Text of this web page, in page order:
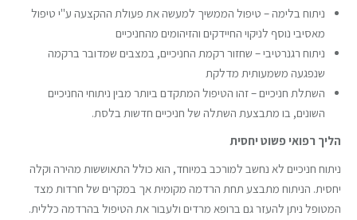
ניתוח בלימה – טיפול הממשיך למעשה את פעולת ההקצעה ע"י טיפול
מאסיבי נוסף לניקוי החיידקים והזיהומים מהחניכיים
ניתוח רגנרטיבי – שחזור רקמת החניכיים, במצבים שמדובר ברקמה
שנפגעה משמעותית מדלקת
השתלת חניכיים – זהו הטיפול המתקדם ביותר מבין ניתוחי החניכיים
השונים, בו מתבצעת השתלה של חניכיים חדשות בלסת.
הליך רפואי פשוט יחסית
ניתוח חניכיים לא נחשב למורכב במיוחד, הוא כולל התאוששות מהירה וקלה
יחסית. הניתוח מתבצע תחת הרדמה מקומית אך במקרים של חרדות מצד
המטופל ניתן להעזר גם ברופא מרדים ולעבור את הטיפול בהרדמה כללית.